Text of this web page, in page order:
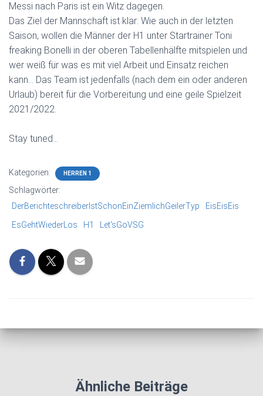
Messi nach Paris ist ein Witz dagegen.
Das Ziel der Mannschaft ist klar: Wie auch in der letzten
Saison, wollen die Männer der H1 unter Startrainer Toni
freaking Bonelli in der oberen Tabellenhälfte mitspielen und
wer weiß für was es mit viel Arbeit und Einsatz reichen
kann… Das Team ist jedenfalls (nach dem ein oder anderen
Urlaub) bereit für die Vorbereitung und eine geile Spielzeit
2021/2022.
Stay tuned…
Kategorien: HERREN 1
Schlagwörter:
DerBerichteschreiberIstSchonEinZiemlichGeilerTyp
EisEisEis
EsGehtWiederLos
H1 Let'sGoVSG
Ähnliche Beiträge